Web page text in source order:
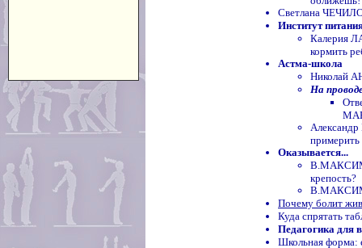
Светлана
Институт
Калерия
кормить
Астма-школа
Николай
На
Оказывается...
крепость?
Почему болит
Куда спрятать
Педагогика для
Школьная форма: